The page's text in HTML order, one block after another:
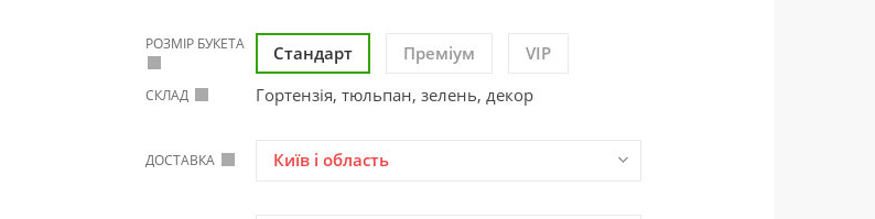
РОЗМІР БУКЕТА Стандарт Преміум VIP
СКЛАД Гортензія, тюльпан, зелень, декор
ДОСТАВКА Київ і область